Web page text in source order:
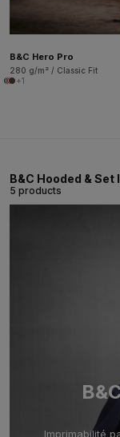
B&C Hero Pro
280 g/m² / Classic Fit
+1
B&C Hooded & Set
5 products
Imprimabilité